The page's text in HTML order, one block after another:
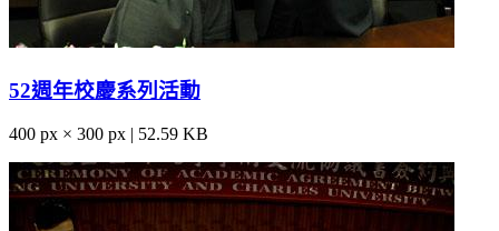
52週年校慶系列活動
400 px × 300 px | 52.59 KB